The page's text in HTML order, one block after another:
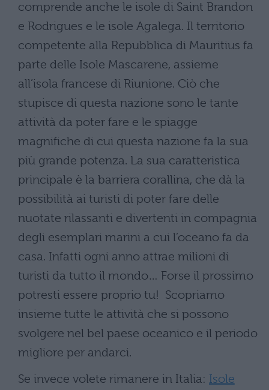
comprende anche le isole di Saint Brandon
e Rodrigues e le isole Agalega. Il territorio
competente alla Repubblica di Mauritius fa
parte delle Isole Mascarene, assieme
all’isola francese di Riunione. Ciò che
stupisce di questa nazione sono le tante
attività da poter fare e le spiagge
magnifiche di cui questa nazione fa la sua
più grande potenza. La sua caratteristica
principale è la barriera corallina, che dà la
possibilità ai turisti di poter fare delle
nuotate rilassanti e divertenti in compagnia
degli esemplari marini a cui l’oceano fa da
casa. Infatti ogni anno attrae milioni di
turisti da tutto il mondo… Forse il prossimo
potresti essere proprio tu! Scopriamo
insieme tutte le attività che si possono
svolgere nel bel paese oceanico e il periodo
migliore per andarci.
Se invece volete rimanere in Italia: Isole